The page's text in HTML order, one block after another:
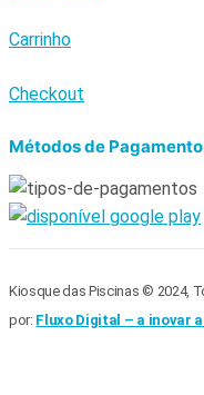
Carrinho
Checkout
Métodos de Pagamento
Kiosque das Piscinas © 2024,
por: Fluxo Digital – a inovar a